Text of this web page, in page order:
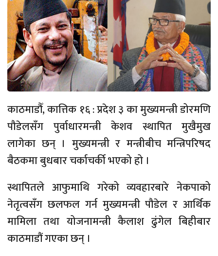
काठमाडौँ, कात्तिक १६ : प्रदेश ३ का मुख्यमन्त्री डोरमणि
पौडेलसँग पुर्वाधारमन्त्री केशव स्थापित मुखैमुख
लागेका छन् । मुख्यमन्त्री र मन्त्रीबीच मन्त्रिपरिषद
बैठकमा बुधबार चर्काचर्की भएको हो ।
स्थापितले आफुमाथि गरेको व्यवहारबारे नेकपाको
नेतृत्वसँग छलफल गर्न मुख्यमन्त्री पौडेल र आर्थिक
मामिला तथा योजनामन्त्री कैलाश ढुंगेल बिहीबार
काठमाडौं गएका छन् ।